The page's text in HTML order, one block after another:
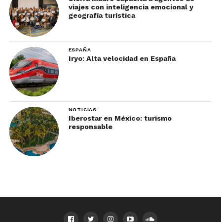
viajes con inteligencia emocional y
geografía turística
ESPAÑA
Iryo: Alta velocidad en España
NOTICIAS
Iberostar en México: turismo
responsable